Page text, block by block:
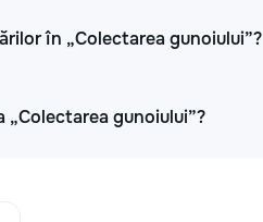
în „Colectarea gunoiului”?
gunoiului”?